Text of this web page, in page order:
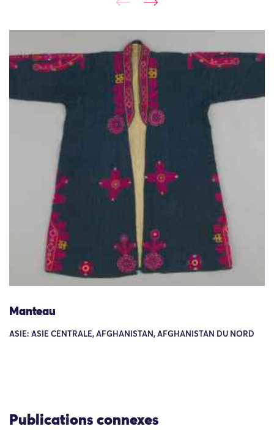
Manteau
ASIE: ASIE CENTRALE, AFGHANISTAN, AFGHANISTAN DU NORD
Publications connexes